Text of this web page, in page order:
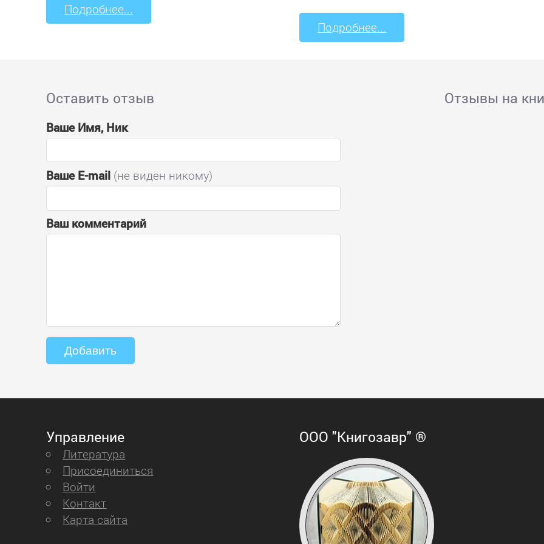
Подробнее...
Подробнее...
Оставить отзыв
Ваше Имя, Ник
Ваше E-mail (не виден никому)
Ваш комментарий
Отзывы на
Управление
Литература
Присоединиться
Войти
Контакт
Карта сайта
ООО "Книгозавр" ®